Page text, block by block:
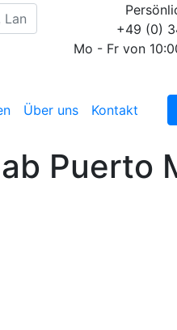
+49 (0)
Mo - Fr von
Über uns Kontakt
Puerto